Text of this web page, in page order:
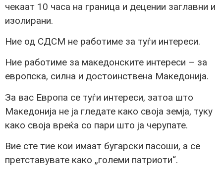
чекаат 10 часа на граница и децении заглавни и
изолирани.
Ние од СДСМ не работиме за туѓи интереси.
Ние работиме за македонските интереси – за
европска, силна и достоинствена Македонија.
За вас Европа се туѓи интереси, затоа што
Македонија не ја гледате како своја земја, туку
како своја вреќа со пари што ја черупате.
Вие сте тие кои имаат бугарски пасоши, а се
претставувате како „големи патриоти“.